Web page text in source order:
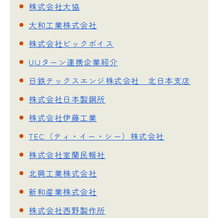
株式会社大協
大和工業株式会社
株式会社ビックボイス
UIJターン連携企業紹介
日鉄テックスエンジ株式会社 北日本支店
株式会社日本製鋼所
株式会社伊藤工業
TEC（ティ・イー・シー）株式会社
株式会社室蘭民報社
北興工業株式会社
新和産業株式会社
株式会社西野製作所